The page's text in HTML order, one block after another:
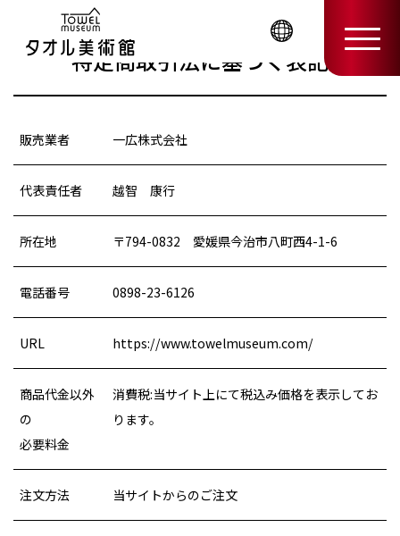
特定商取引法に基づく表記
販売業者 一広株式会社
代表責任者 越智 康行
所在地 〒794-0832 愛媛県今治市八町西4-1-6
電話番号 0898-23-6126
URL https://www.towelmuseum.com/
商品代金以外
の
必要料金
消費税:当サイト上にて税込み価格を表示してお
ります。
注文方法 当サイトからのご注文